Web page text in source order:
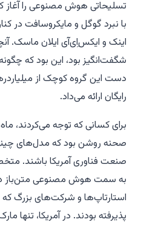
تسلیحاتی هوش مصنوعی را آغاز
با نبرد گوگل و مایکروسافت در
اینک و ایکس‌اِی‌آی ایلان ماسک.
شگفت‌انگیز بود، این بود که
دست این گروه کوچک از
رایگان ارائه می‌داد.
برای کسانی که توجه می‌کردند،
صحنه روشن بود که مدل‌های
صنعت فناوری آمریکا باشند.
به سمت هوش مصنوعی متن‌باز
استارتاپ‌ها و شرکت‌های بزرگ که
پذیرفته بودند. در آمریکا، تنها